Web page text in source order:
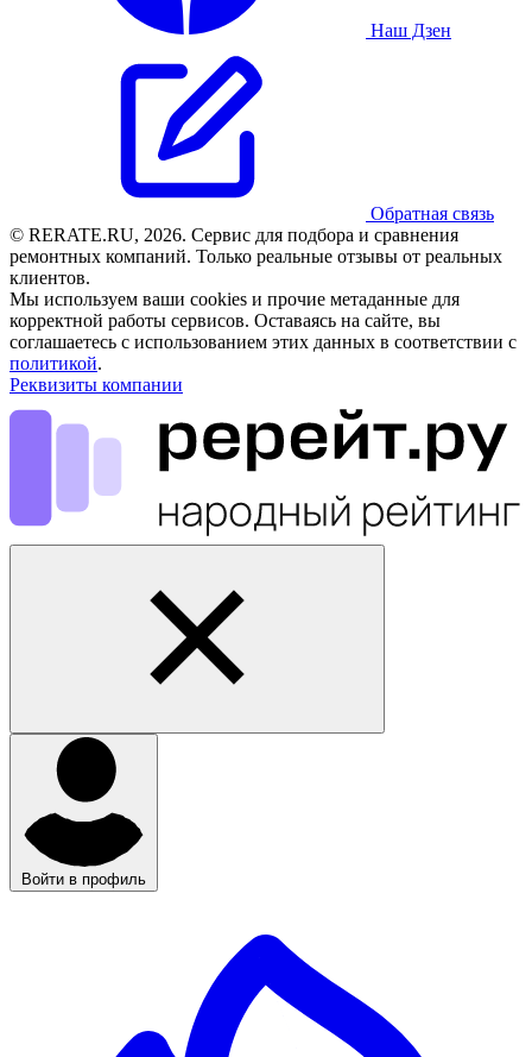
Наш Дзен
Обратная связь
© RERATE.RU, 2026. Сервис для подбора и сравнения
ремонтных компаний. Только реальные отзывы от реальных
клиентов.
Мы используем ваши cookies и прочие метаданные для
корректной работы сервисов. Оставаясь на сайте, вы
соглашаетесь с использованием этих данных в соответствии с
политикой.
Реквизиты компании
Войти в профиль